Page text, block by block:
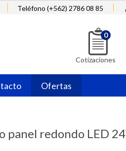
Teléfono (+562) 2786 08 85
Cotizaciones
0
Ofertas
panel redondo LED